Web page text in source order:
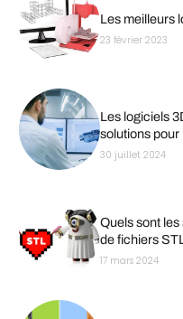
Les meilleurs
23 février 2023
Les logiciels
solutions pour
30 juillet 2024
Quels sont
de fichiers
17 mars 2024